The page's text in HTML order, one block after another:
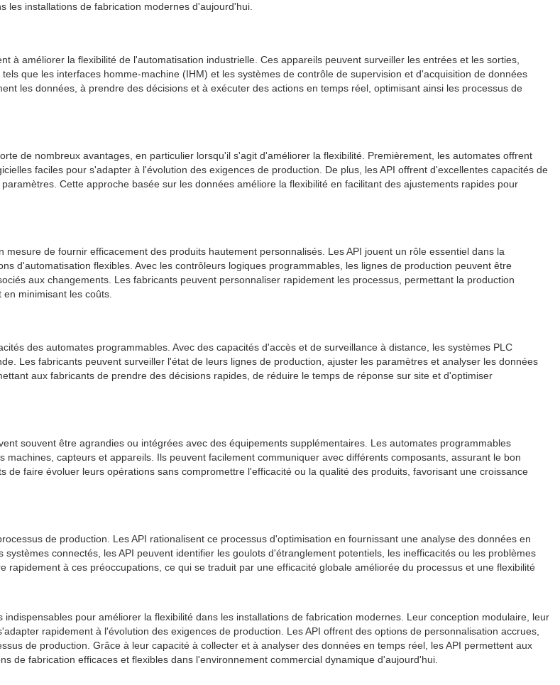
les installations de fabrication modernes d'aujourd'hui.
à améliorer la flexibilité de l'automatisation industrielle. Ces appareils peuvent surveiller les entrées et les sorties,
que les interfaces homme-machine (IHM) et les systèmes de contrôle de supervision et d'acquisition de données
les données, à prendre des décisions et à exécuter des actions en temps réel, optimisant ainsi les processus de
de nombreux avantages, en particulier lorsqu'il s'agit d'améliorer la flexibilité. Premièrement, les automates offrent
faciles pour s'adapter à l'évolution des exigences de production. De plus, les API offrent d'excellentes capacités de
Cette approche basée sur les données améliore la flexibilité en facilitant des ajustements rapides pour
de fournir efficacement des produits hautement personnalisés. Les API jouent un rôle essentiel dans la
d'automatisation flexibles. Avec les contrôleurs logiques programmables, les lignes de production peuvent être
aux changements. Les fabricants peuvent personnaliser rapidement les processus, permettant la production
minimisant les coûts.
des automates programmables. Avec des capacités d'accès et de surveillance à distance, les systèmes PLC
Les fabricants peuvent surveiller l'état de leurs lignes de production, ajuster les paramètres et analyser les données
aux fabricants de prendre des décisions rapides, de réduire le temps de réponse sur site et d'optimiser
souvent être agrandies ou intégrées avec des équipements supplémentaires. Les automates programmables
capteurs et appareils. Ils peuvent facilement communiquer avec différents composants, assurant le bon
faire évoluer leurs opérations sans compromettre l'efficacité ou la qualité des produits, favorisant une croissance
de production. Les API rationalisent ce processus d'optimisation en fournissant une analyse des données en
connectés, les API peuvent identifier les goulots d'étranglement potentiels, les inefficacités ou les problèmes
à ces préoccupations, ce qui se traduit par une efficacité globale améliorée du processus et une flexibilité
pour améliorer la flexibilité dans les installations de fabrication modernes. Leur conception modulaire, leur
rapidement à l'évolution des exigences de production. Les API offrent des options de personnalisation accrues,
de production. Grâce à leur capacité à collecter et à analyser des données en temps réel, les API permettent aux
de fabrication efficaces et flexibles dans l'environnement commercial dynamique d'aujourd'hui.